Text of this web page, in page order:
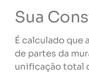
Sua
É calculado que
de partes da
unificação total